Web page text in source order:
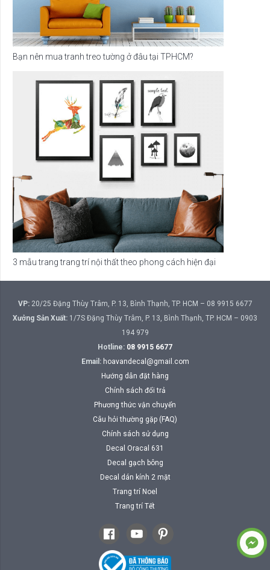
Bạn nên mua tranh treo tường ở đâu tại TPHCM?
3 mẫu trang trang trí nội thất theo phong cách hiện đại
VP:20/25 Đặng Thùy Trâm, P. 13, Bình Thạnh, TP. HCM – 08 9915 6677
Xưởng Sản Xuất: 1/7S Đặng Thùy Trâm, P. 13, Bình Thạnh, TP. HCM – 0903
194 979
Hotline: 08 9915 6677
Email: hoavandecal@gmail.com
Hướng dẫn đặt hàng
Chính sách đổi trả
Phương thức vận chuyển
Câu hỏi thường gặp (FAQ)
Chính sách sử dụng
Decal Oracal 631
Decal gạch bông
Decal dán kính 2 mặt
Trang trí Noel
Trang trí Tết